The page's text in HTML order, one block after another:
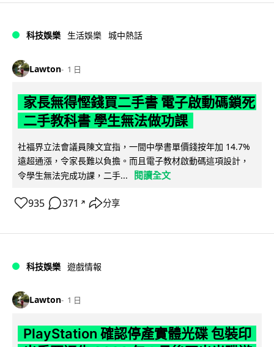
科技娛樂 生活娛樂 城中熱話
Lawton 1 日
家長無得慳錢買二手書 電子啟動碼鎖死
二手教科書 學生無法做功課
社福界立法會議員陳文宜指，一間中學書單價錢按年加 14.7%
遠超通漲，令家長難以負擔。而且電子教材啟動碼這項設計，
令學生無法完成功課，二手...
閱讀全文
935 371 ↗ 分享
科技娛樂 遊戲情報
Lawton 1 日
PlayStation 確認停產實體光碟 包裝印